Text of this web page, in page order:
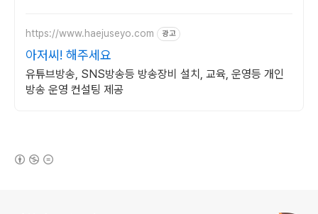
https://www.haejuseyo.com 광고
아저씨! 해주세요
유튜브방송, SNS방송등 방송장비 설치, 교육, 운영등 개인
방송 운영 컨설팅 제공